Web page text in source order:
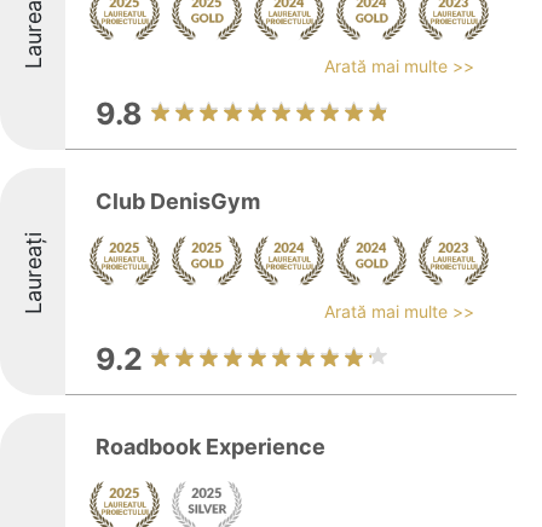
Laureați Arată mai multe >>
9.8
Laureați
Club DenisGym
Arată mai multe >>
9.2
Roadbook Experience